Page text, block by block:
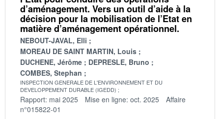
d’aménagement. Vers un outil d’aide à la
décision pour la mobilisation de l’Etat en
matière d’aménagement opérationnel.
NEBOUT-JAVAL, Elli
MOREAU DE SAINT MARTIN, Louis
DUCHENE, Jérôme
DEPRESLE, Bruno
COMBES, Stephan
INSPECTION GENERALE DE L'ENVIRONNEMENT ET DU
DEVELOPPEMENT DURABLE (IGEDD)
Rapport: mai 2025 Mise en ligne: oct. 2025
Affaire
n°015822-01